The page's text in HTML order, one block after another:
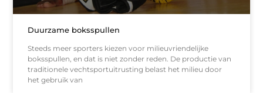
Duurzame boksspullen
Steeds meer sporters kiezen voor milieuvriendelijke
boksspullen, en dat is niet zonder reden. De productie van
traditionele vechtsportuitrusting belast het milieu door
het gebruik van